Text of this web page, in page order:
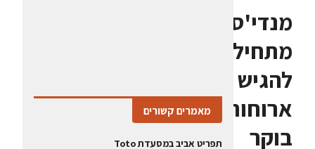
מנדי'ס
מתחילה
להגיש
ארוחות
בוקר
מאמרים קשורים
תפריט אביב במסעדת Toto